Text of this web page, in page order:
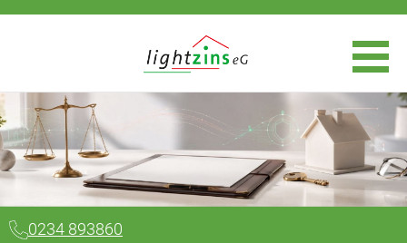
0234 893860